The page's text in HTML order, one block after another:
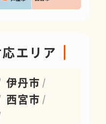
エリア
伊丹市
西宮市